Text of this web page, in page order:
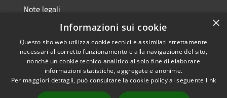
Note legali
Dichiarazione di accessibilità
RSS
Copyright © 2026 • Comune di
×
Informazioni sui cookie
Questo sito web utilizza cookie tecnici e assimilati strettamente
necessari al corretto funzionamento e alla navigazione del sito,
nonché un cookie tecnico analitico al solo fine di elaborare
informazioni statistiche, aggregate e anonime.
Per maggiori dettagli, può consultare la cookie policy al seguente link